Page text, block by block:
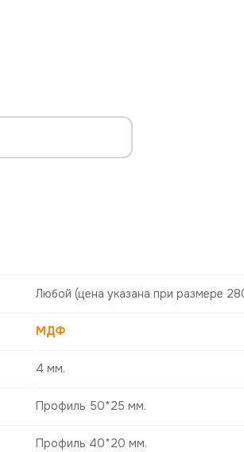
Любой (цена указана при размере
МДФ
4 мм.
Профиль 50*25 мм.
Профиль 40*20 мм.